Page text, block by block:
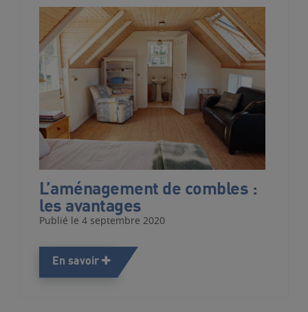
L’aménagement de combles :
les avantages
Publié le 4 septembre 2020
En savoir